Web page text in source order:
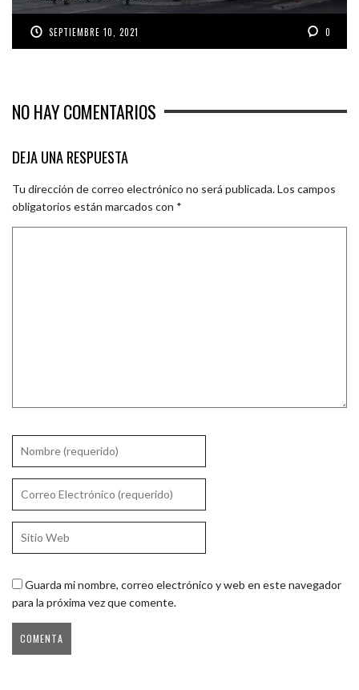
SEPTIEMBRE 10, 2021 0
NO HAY COMENTARIOS
DEJA UNA RESPUESTA
Tu dirección de correo electrónico no será publicada.Los campos
obligatorios están marcados con *
Guarda mi nombre, correo electrónico y web en este navegador
para la próxima vez que comente.